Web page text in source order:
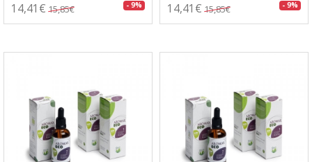
14,41€ 15,85€ - 9% 14,41€ 15,85€ - 9%